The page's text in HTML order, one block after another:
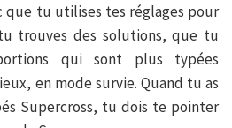
que tu utilises tes réglages pour
trouves des solutions, que tu
qui sont plus typées
en mode survie. Quand tu as
Supercross, tu dois te pointer